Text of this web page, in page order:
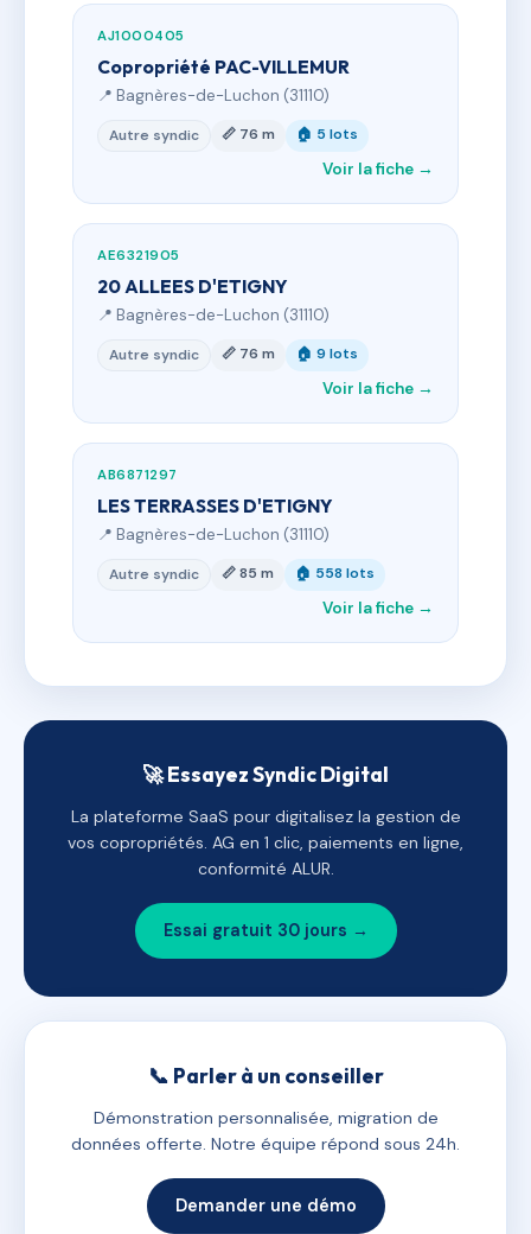
AJ1000405
Copropriété PAC-VILLEMUR
📍 Bagnères-de-Luchon (31110)
Autre syndic 📏 76 m 🏠 5 lots
Voir la fiche →
AE6321905
20 ALLEES D'ETIGNY
📍 Bagnères-de-Luchon (31110)
Autre syndic 📏 76 m 🏠 9 lots
Voir la fiche →
AB6871297
LES TERRASSES D'ETIGNY
📍 Bagnères-de-Luchon (31110)
Autre syndic 📏 85 m 🏠 558 lots
Voir la fiche →
🚀 Essayez Syndic Digital
La plateforme SaaS pour digitalisez la gestion de
vos copropriétés. AG en 1 clic, paiements en ligne,
conformité ALUR.
Essai gratuit 30 jours →
📞 Parler à un conseiller
Démonstration personnalisée, migration de
données offerte. Notre équipe répond sous 24h.
Demander une démo